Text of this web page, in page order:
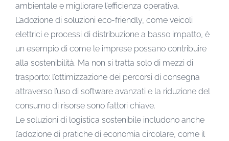
ambientale e migliorare l’efficienza operativa.
L’adozione di soluzioni eco-friendly, come veicoli
elettrici e processi di distribuzione a basso impatto, è
un esempio di come le imprese possano contribuire
alla sostenibilità. Ma non si tratta solo di mezzi di
trasporto: l’ottimizzazione dei percorsi di consegna
attraverso l’uso di software avanzati e la riduzione del
consumo di risorse sono fattori chiave.
Le soluzioni di logistica sostenibile includono anche
l’adozione di pratiche di economia circolare, come il